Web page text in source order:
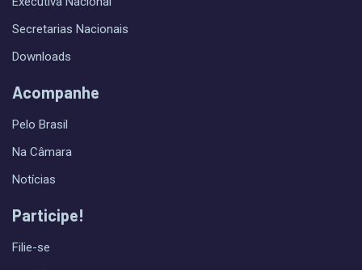
Secretarias Nacionais
Downloads
Acompanhe
Pelo Brasil
Na Câmara
Notícias
Participe!
Filie-se